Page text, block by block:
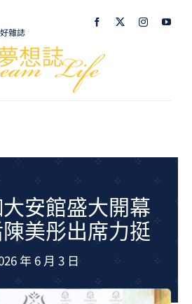
雜誌
生活美學
室內設計
夢想旅遊
安館盛大開幕
美彤出席力挺
年 6 月 3 日